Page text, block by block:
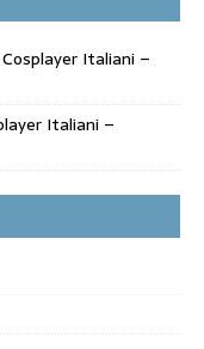
Italiani –
Italiani –